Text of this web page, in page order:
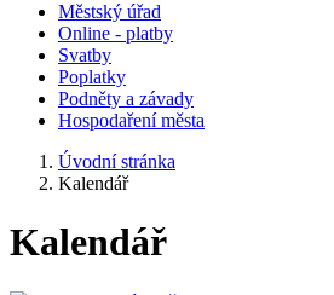
Městský úřad
Online - platby
Svatby
Poplatky
Podněty a závady
Hospodaření města
Úvodní stránka
Kalendář
Kalendář